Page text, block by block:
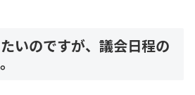
いのですが、議会日程の